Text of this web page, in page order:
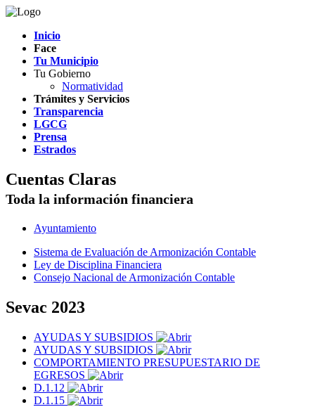
Inicio
Face
Tu Municipio
Tu Gobierno
Normatividad
Trámites y Servicios
Transparencia
LGCG
Prensa
Estrados
Cuentas Claras
Toda la información financiera
Ayuntamiento
Sistema de Evaluación de Armonización Contable
Ley de Disciplina Financiera
Consejo Nacional de Armonización Contable
Sevac 2023
AYUDAS Y SUBSIDIOS
AYUDAS Y SUBSIDIOS
COMPORTAMIENTO PRESUPUESTARIO DE
EGRESOS
D.1.12
D.1.15